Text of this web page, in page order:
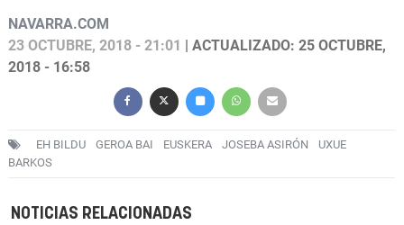
NAVARRA.COM
23 OCTUBRE, 2018 - 21:01
| ACTUALIZADO: 25 OCTUBRE,
2018 - 16:58
EH BILDU GEROA BAI EUSKERA JOSEBA ASIRÓN
UXUE
BARKOS
NOTICIAS RELACIONADAS